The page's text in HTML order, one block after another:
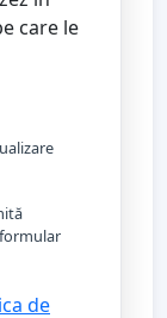
care le
de